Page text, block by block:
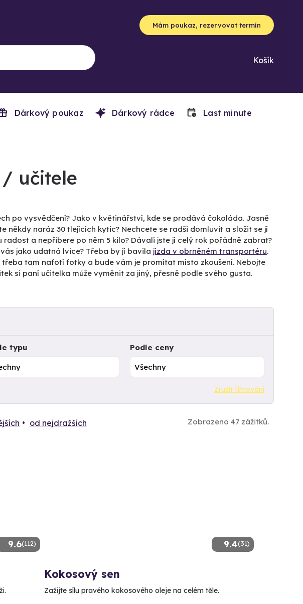
Mám poukaz, rezervovat termín
Košík
Dárkový poukaz Dárkový rádce Last minute
učitele
po vysvědčení? Jako v květinářství, kde se prodává čokoláda. Jasně
někdy naráz 30 tlejících kytic? Nechcete se radši domluvit a složit se jí
a nepřibere po něm 5 kilo? Dávali jste jí celý rok pořádně zabrat?
jako udatná lvice? Třeba by jí bavila jízda v obrněném transportéru.
třeba tam nafotí fotky a bude vám je promítat místo zkoušení. Nebojte
si paní učitelka může vyměnit za jiný, přesně podle svého gusta.
typu Podle ceny
Zrušit filtrování
od nejdražších Zobrazeno 47 zážitků.
9.6(112) 9.4(31)
Kokosový sen
Zažijte sílu pravého kokosového oleje na celém těle.